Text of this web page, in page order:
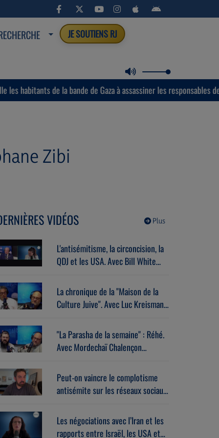
JE SOUTIENS RJ
de la bande de Gaza à assassiner les responsables des milices
Zibi
Plus
VIDÉOS
L'antisémitisme, la circoncision, la
QDJ et les USA. Avec Bill White
La chronique de la "Maison de la
Culture Juive". Avec Luc Kreisman
"La Parasha de la semaine" : Réhé.
Avec Mordechaï Chalençon
Peut-on vaincre le complotisme
antisémite sur les réseaux sociaux
(06/08/2026)
Les négociations avec l’Iran et les
rapports entre Israël, les USA et